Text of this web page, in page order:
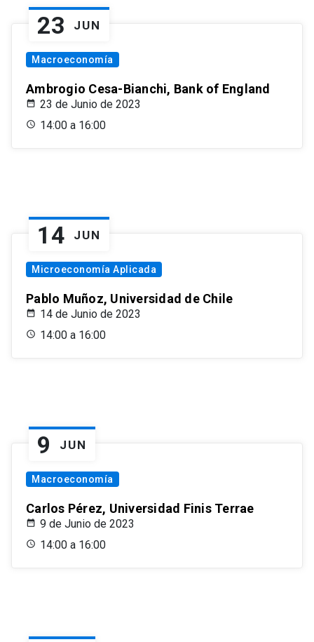
23 JUN
Macroeconomía
Ambrogio Cesa-Bianchi, Bank of England
23 de Junio de 2023
14:00 a 16:00
14 JUN
Microeconomía Aplicada
Pablo Muñoz, Universidad de Chile
14 de Junio de 2023
14:00 a 16:00
9 JUN
Macroeconomía
Carlos Pérez, Universidad Finis Terrae
9 de Junio de 2023
14:00 a 16:00